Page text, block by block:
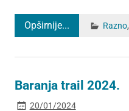
Opširnije... Razno,
Baranja trail 2024.
20/01/2024